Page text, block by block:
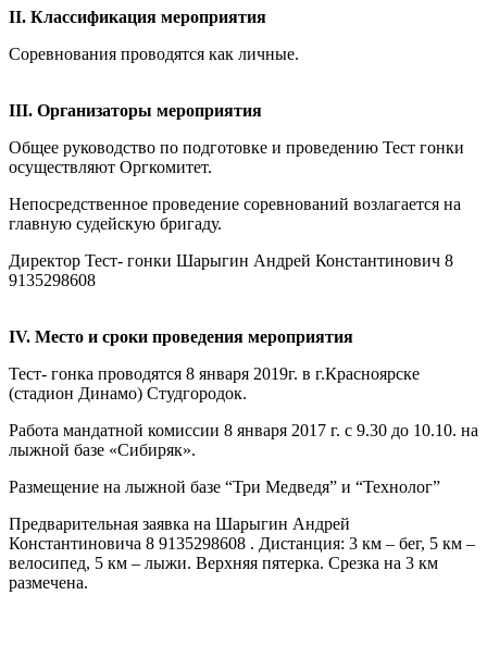
II. Классификация мероприятия
Соревнования проводятся как личные.
III. Организаторы мероприятия
Общее руководство по подготовке и проведению Тест гонки
осуществляют Оргкомитет.
Непосредственное проведение соревнований возлагается на
главную судейскую бригаду.
Директор Тест- гонки Шарыгин Андрей Константинович 8
9135298608
IV. Место и сроки проведения мероприятия
Тест- гонка проводятся 8 января 2019г. в г.Красноярске
(стадион Динамо) Студгородок.
Работа мандатной комиссии 8 января 2017 г. с 9.30 до 10.10. на
лыжной базе «Сибиряк».
Размещение на лыжной базе “Три Медведя” и “Технолог”
Предварительная заявка на Шарыгин Андрей
Константиновича 8 9135298608 . Дистанция: 3 км – бег, 5 км –
велосипед, 5 км – лыжи. Верхняя пятерка. Срезка на 3 км
размечена.